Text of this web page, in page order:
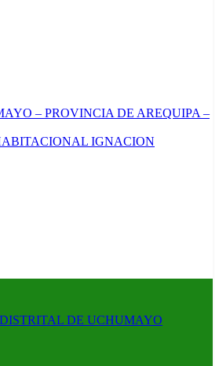
– PROVINCIA DE AREQUIPA –
IGNACION
DE UCHUMAYO